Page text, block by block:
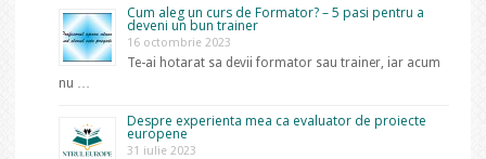
Cum aleg un curs de Formator? – 5 pasi pentru a
deveni un bun trainer
16 octombrie 2023
Te-ai hotarat sa devii formator sau trainer, iar acum
nu …
Despre experienta mea ca evaluator de proiecte
europene
31 iulie 2023